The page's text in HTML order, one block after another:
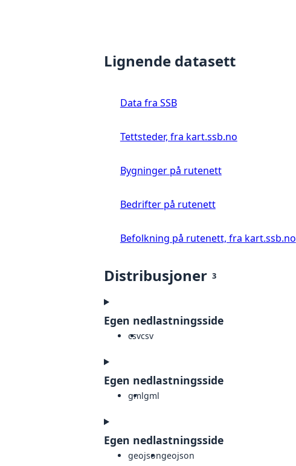
Lignende datasett
Data fra SSB
Tettsteder, fra kart.ssb.no
Bygninger på rutenett
Bedrifter på rutenett
Befolkning på rutenett, fra kart.ssb.no
Distribusjoner 3
Egen nedlastningsside
csvcsv
Egen nedlastningsside
gmlgml
Egen nedlastningsside
geojsongeojson